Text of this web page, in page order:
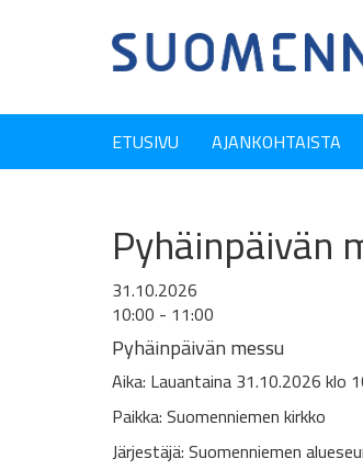
ETUSIVU AJANKOHTAISTA
Pyhäinpäivän
31.10.2026
10:00 - 11:00
Pyhäinpäivän messu
Aika: Lauantaina 31.10.2026 klo
Paikka: Suomenniemen kirkko
Järjestäjä: Suomenniemen